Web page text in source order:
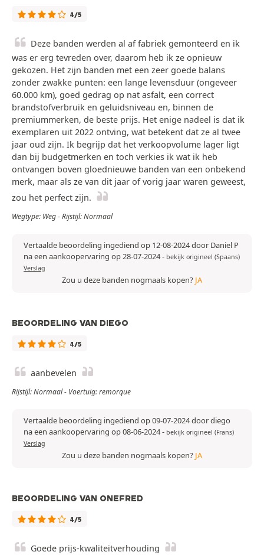
4/5
Deze banden werden al af fabriek gemonteerd en ik
was er erg tevreden over, daarom heb ik ze opnieuw
gekozen. Het zijn banden met een zeer goede balans
zonder zwakke punten: een lange levensduur (ongeveer
60.000 km), goed gedrag op nat asfalt, een correct
brandstofverbruik en geluidsniveau en, binnen de
premiummerken, de beste prijs. Het enige nadeel is dat ik
exemplaren uit 2022 ontving, wat betekent dat ze al twee
jaar oud zijn. Ik begrijp dat het verkoopvolume lager ligt
dan bij budgetmerken en toch verkies ik wat ik heb
ontvangen boven gloednieuwe banden van een onbekend
merk, maar als ze van dit jaar of vorig jaar waren geweest,
zou het perfect zijn.
Wegtype: Weg - Rijstijl: Normaal
Vertaalde beoordeling ingediend op 12-08-2024 door Daniel P
na een aankoopervaring op 28-07-2024- bekijk origineel (Spaans)
Verslag
Zou u deze banden nogmaals kopen? JA
BEOORDELING VAN DIEGO
4/5
aanbevelen
Rijstijl: Normaal - Voertuig: remorque
Vertaalde beoordeling ingediend op 09-07-2024 door diego
na een aankoopervaring op 08-06-2024- bekijk origineel (Frans)
Verslag
Zou u deze banden nogmaals kopen? JA
BEOORDELING VAN ONEFRED
4/5
Goede prijs-kwaliteitverhouding